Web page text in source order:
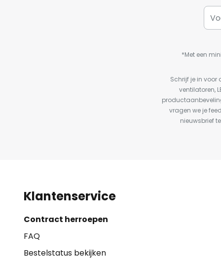
*Met een
Schrijf je in voor
ventilatoren,
vragen we je
nieuwsbrief
Klantenservice
Contract herroepen
FAQ
Bestelstatus bekijken